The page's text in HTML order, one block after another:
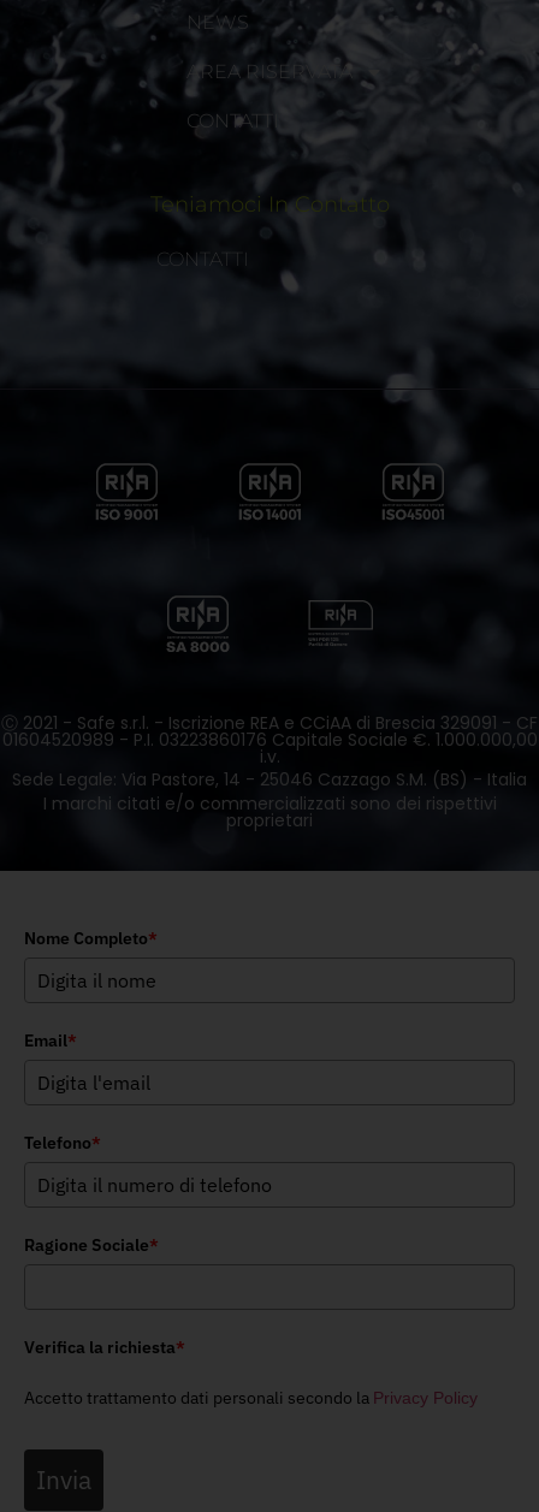
NEWS
AREA RISERVATA
CONTATTI
Teniamoci In Contatto
CONTATTI
Ⓒ 2021 - Safe s.r.l. - Iscrizione REA e CCiAA di Brescia 329091 - CF
01604520989 - P.I. 03223860176 Capitale Sociale €. 1.000.000,00
i.v.
Sede Legale: Via Pastore, 14 - 25046 Cazzago S.M. (BS) - Italia
I marchi citati e/o commercializzati sono dei rispettivi
proprietari
Nome Completo*
Email*
Telefono*
Ragione Sociale*
Verifica la richiesta*
Accetto trattamento dati personali secondo la Privacy Policy
Invia